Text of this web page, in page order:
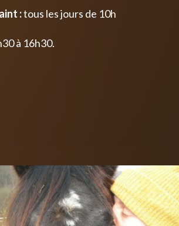
:tous les jours de 10h
à 16h30.